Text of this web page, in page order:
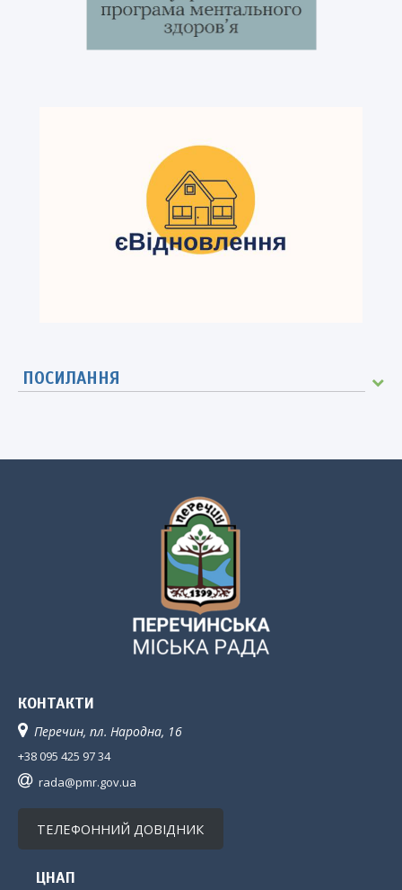
ПОСИЛАННЯ
КОНТАКТИ
Перечин, пл. Народна, 16
+38 095 425 97 34
rada@pmr.gov.ua
ТЕЛЕФОННИЙ ДОВІДНИК
ЦНАП